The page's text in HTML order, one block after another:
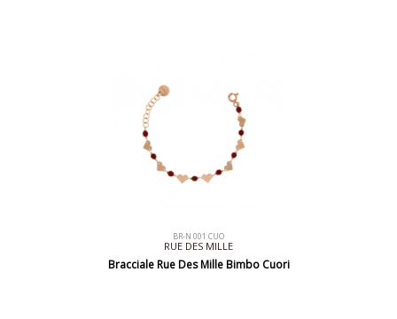
BR-N 001 CUO
RUE DES MILLE
Bracciale Rue Des Mille Bimbo Cuori